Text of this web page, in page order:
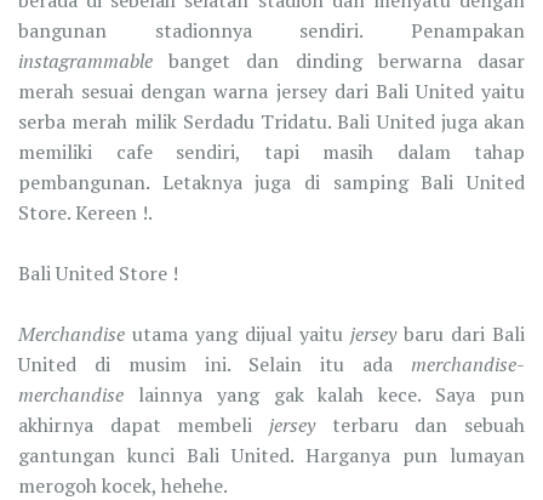
bangunan stadionnya sendiri. Penampakan
instagrammable banget dan dinding berwarna dasar
merah sesuai dengan warna jersey dari Bali United yaitu
serba merah milik Serdadu Tridatu. Bali United juga akan
memiliki cafe sendiri, tapi masih dalam tahap
pembangunan. Letaknya juga di samping Bali United
Store. Kereen !.
Bali United Store !
Merchandise utama yang dijual yaitu jerseybaru dari Bali
United di musim ini. Selain itu ada merchandise-
merchandise lainnya yang gak kalah kece. Saya pun
akhirnya dapat membeli jerseyterbaru dan sebuah
gantungan kunci Bali United. Harganya pun lumayan
merogoh kocek, hehehe.